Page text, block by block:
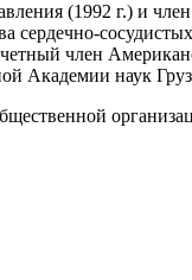
(1992 г.) и
сердечно-
член
Академии наук